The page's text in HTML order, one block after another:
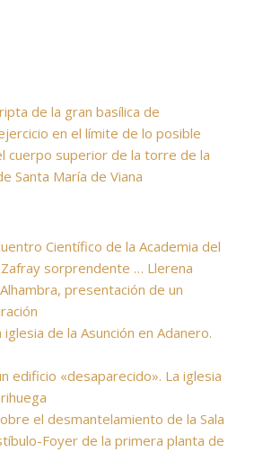
de la gran basílica de
en el límite de lo posible
cuerpo superior de la torre de la
Santa María de Viana
Científico de la Academia del
sorprendente … Llerena
presentación de un
de la Asunción en Adanero.
edificio «desaparecido». La iglesia
el desmantelamiento de la Sala
Foyer de la primera planta de